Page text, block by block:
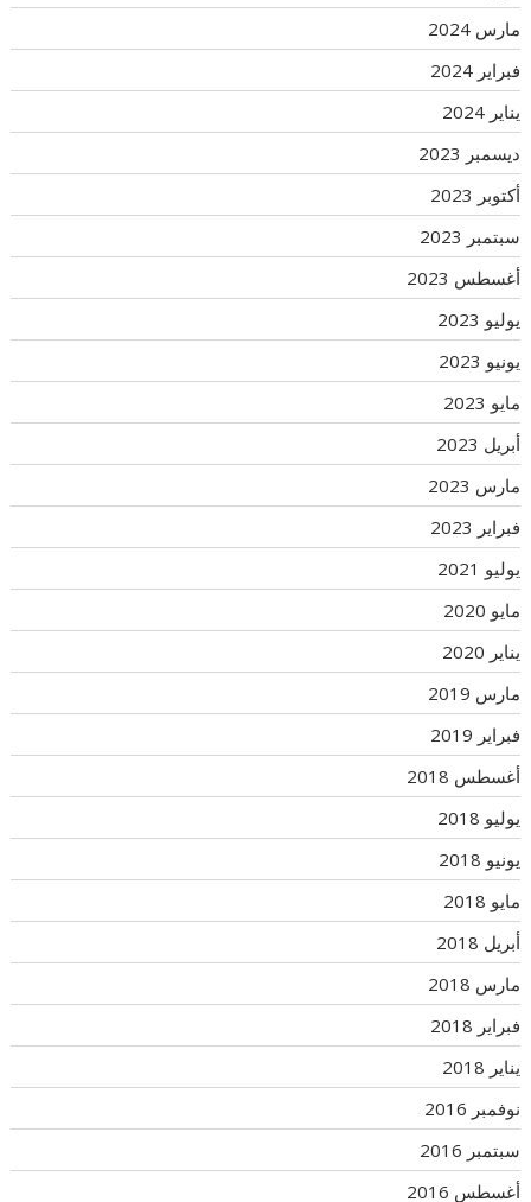
مارس 2024
فبراير 2024
يناير 2024
ديسمبر 2023
أكتوبر 2023
سبتمبر 2023
أغسطس 2023
يوليو 2023
يونيو 2023
مايو 2023
أبريل 2023
مارس 2023
فبراير 2023
يوليو 2021
مايو 2020
يناير 2020
مارس 2019
فبراير 2019
أغسطس 2018
يوليو 2018
يونيو 2018
مايو 2018
أبريل 2018
مارس 2018
فبراير 2018
يناير 2018
نوفمبر 2016
سبتمبر 2016
أغسطس 2016